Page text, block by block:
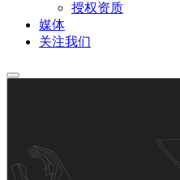
授权资质
媒体
关注我们